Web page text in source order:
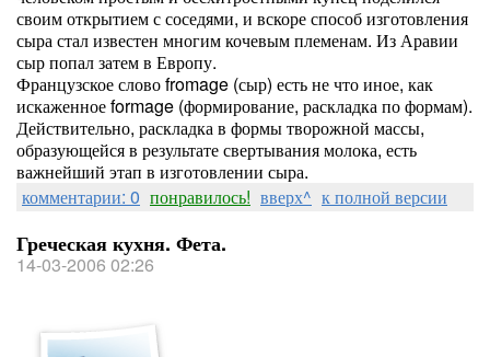
своим открытием с соседями, и вскоре способ изготовления
сыра стал известен многим кочевым племенам. Из Аравии
сыр попал затем в Европу.
Французское слово fromage (сыр) есть не что иное, как
искаженное formage (формирование, раскладка по формам).
Действительно, раскладка в формы творожной массы,
образующейся в результате свертывания молока, есть
важнейший этап в изготовлении сыра.
комментарии: 0 понравилось! вверх^ к полной версии
Греческая кухня. Фета.
14-03-2006 02:26